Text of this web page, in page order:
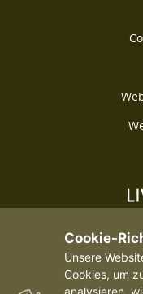
©2026
Cookie-
Unsere
Cookies, um
analysieren,